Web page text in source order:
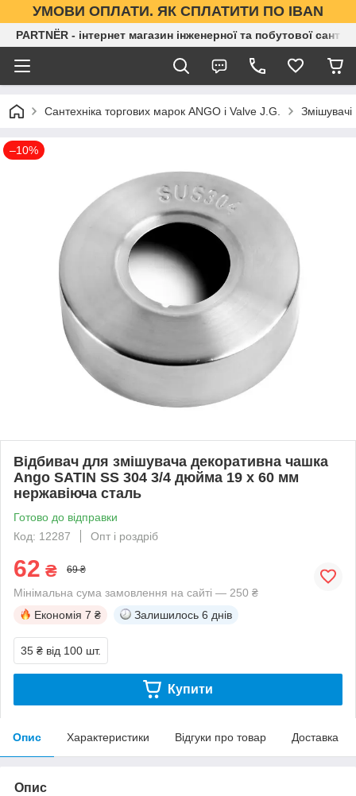
УМОВИ ОПЛАТИ. ЯК СПЛАТИТИ ПО IBAN
PARTNЁR - інтернет магазин інженерної та побутової
Сантехніка торгових марок ANGO і Valve J.G. Змішувачі
–10%
Відбивач для змішувача декоративна чашка
Ango SATIN SS 304 3/4 дюйма 19 х 60 мм
нержавіюча сталь
Готово до відправки
Код: 12287
Опт і роздріб
62 ₴ 69 ₴
Мінімальна сума замовлення на сайті — 250 ₴
Економія 7 ₴ Залишилось 6 днів
35 ₴ від 100 шт.
Купити
Опис Характеристики Відгуки про товар Доставка
Опис